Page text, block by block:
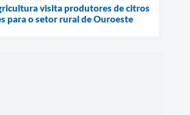
visita produtores de citros
para o setor rural de Ouroeste